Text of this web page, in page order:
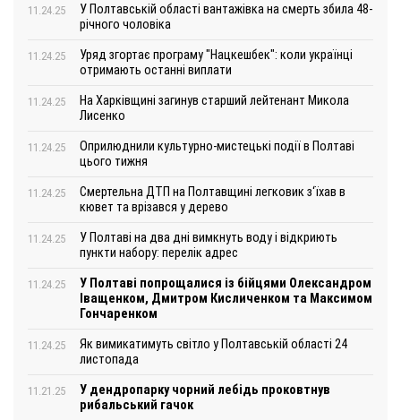
11.24.25
У Полтавській області вантажівка на смерть збила 48-
річного чоловіка
11.24.25
Уряд згортає програму "Нацкешбек": коли українці
отримають останні виплати
11.24.25
На Харківщині загинув старший лейтенант Микола
Лисенко
11.24.25
Оприлюднили культурно-мистецькі події в Полтаві
цього тижня
11.24.25
Смертельна ДТП на Полтавщині легковик з‘їхав в
кювет та врізався у дерево
11.24.25
У Полтаві на два дні вимкнуть воду і відкриють
пункти набору: перелік адрес
11.24.25
У Полтаві попрощалися із бійцями Олександром
Іващенком, Дмитром Кисличенком та Максимом
Гончаренком
11.24.25
Як вимикатимуть світло у Полтавській області 24
листопада
11.21.25
У дендропарку чорний лебідь проковтнув
рибальський гачок